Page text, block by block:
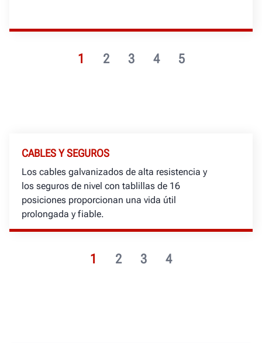
1 2 3 4 5
1 2 3 4
CABLES Y SEGUROS
Los cables galvanizados de alta resistencia y
los seguros de nivel con tablillas de 16
posiciones proporcionan una vida útil
prolongada y fiable.